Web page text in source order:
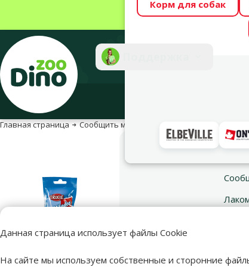
Весь месяц
Данная страница использует файлы Cookie
На сайте мы используем собственные и сторонние
Корм для собак
Главная страница Сообщить мне о наличии товара или
Сообщить мне о наличии товара или изменении цены